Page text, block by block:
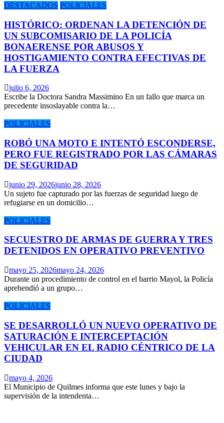
DESTACADOS POLICIALES
HISTÓRICO: ORDENAN LA DETENCIÓN DE
UN SUBCOMISARIO DE LA POLICÍA
BONAERENSE POR ABUSOS Y
HOSTIGAMIENTO CONTRA EFECTIVAS DE
LA FUERZA
julio 6, 2026
Escribe la Doctora Sandra Massimino En un fallo que marca un
precedente insoslayable contra la…
POLICIALES
ROBÓ UNA MOTO E INTENTÓ ESCONDERSE,
PERO FUE REGISTRADO POR LAS CÁMARAS
DE SEGURIDAD
junio 29, 2026junio 28, 2026
Un sujeto fue capturado por las fuerzas de seguridad luego de
refugiarse en un domicilio…
POLICIALES
SECUESTRO DE ARMAS DE GUERRA Y TRES
DETENIDOS EN OPERATIVO PREVENTIVO
mayo 25, 2026mayo 24, 2026
Durante un procedimiento de control en el barrio Mayol, la Policía
aprehendió a un grupo…
POLICIALES
SE DESARROLLÓ UN NUEVO OPERATIVO DE
SATURACIÓN E INTERCEPTACIÓN
VEHICULAR EN EL RADIO CÉNTRICO DE LA
CIUDAD
mayo 4, 2026
El Municipio de Quilmes informa que este lunes y bajo la
supervisión de la intendenta…